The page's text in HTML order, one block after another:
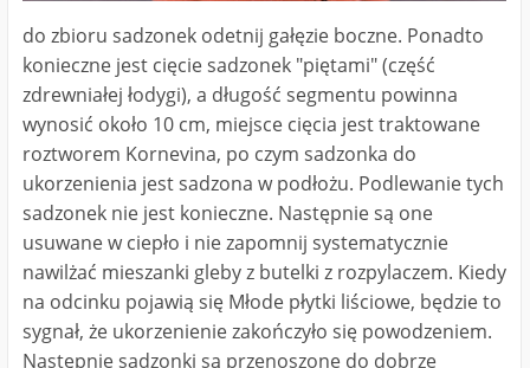
do zbioru sadzonek odetnij gałęzie boczne. Ponadto
konieczne jest cięcie sadzonek "piętami" (część
zdrewniałej łodygi), a długość segmentu powinna
wynosić około 10 cm, miejsce cięcia jest traktowane
roztworem Kornevina, po czym sadzonka do
ukorzenienia jest sadzona w podłożu. Podlewanie tych
sadzonek nie jest konieczne. Następnie są one
usuwane w ciepło i nie zapomnij systematycznie
nawilżać mieszanki gleby z butelki z rozpylaczem. Kiedy
na odcinku pojawią się Młode płytki liściowe, będzie to
sygnał, że ukorzenienie zakończyło się powodzeniem.
Następnie sadzonki są przenoszone do dobrze